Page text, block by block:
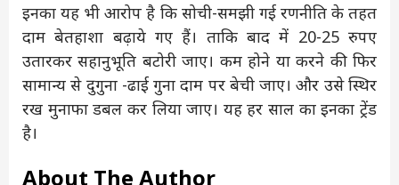
इनका यह भी आरोप है कि सोची-समझी गई रणनीति के तहत
दाम बेतहाशा बढ़ाये गए हैं। ताकि बाद में 20-25 रुपए
उतारकर सहानुभूति बटोरी जाए। कम होने या करने की फिर
सामान्य से दुगुना -ढाई गुना दाम पर बेची जाए। और उसे स्थिर
रख मुनाफा डबल कर लिया जाए। यह हर साल का इनका ट्रेंड
है।
About The Author